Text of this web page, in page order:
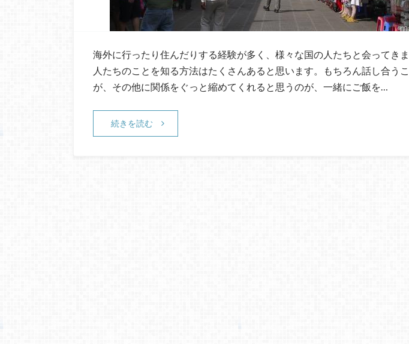
海外に行ったり住んだりする経験が多く、様々な国の人たちと会ってき
人たちのことを知る方法はたくさんあると思います。もちろん話し合う
が、その他に関係をぐっと縮めてくれると思うのが、一緒にご飯を…
続きを読む